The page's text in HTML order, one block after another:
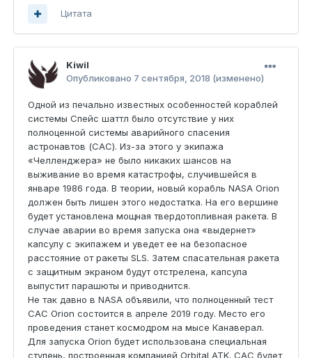
Цитата
Kiwil
Опубликовано 7 сентября, 2018 (изменено)
Одной из печально известных особенностей кораблей
системы Спейс шаттл было отсутствие у них
полноценной системы аварийного спасения
астронавтов (САС). Из-за этого у экипажа
«Челленджера» не было никаких шансов на
выживание во время катастрофы, случившейся в
январе 1986 года. В теории, новый корабль NASA Orion
должен быть лишен этого недостатка. На его вершине
будет установлена мощная твердотопливная ракета. В
случае аварии во время запуска она «выдернет»
капсулу с экипажем и уведет ее на безопасное
расстояние от ракеты SLS. Затем спасательная ракета
с защитным экраном будут отстрелена, капсула
выпустит парашюты и приводнится.
Не так давно в NASA объявили, что полноценный тест
САС Orion состоится в апреле 2019 году. Место его
проведения станет космодром на мысе Канаверал.
Для запуска Orion будет использована специальная
ступень, построенная компанией Orbital ATK. САС будет